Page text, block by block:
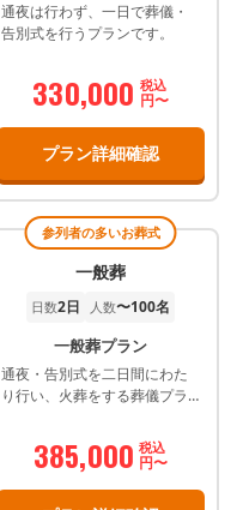
通夜は行わず、一日で葬儀・
告別式を行うプランです。
330,000 税込
円〜
プラン詳細確認
参列者の多いお葬式
一般葬
日数2日 人数〜100名
一般葬プラン
通夜・告別式を二日間にわた
り行い、火葬をする葬儀プラ
385,000 税込
円〜